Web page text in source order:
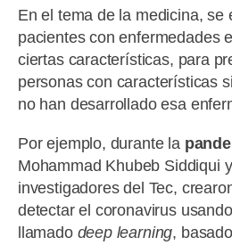
En el tema de la medicina, se
pacientes con enfermedades
ciertas características, para
personas con características
no han desarrollado esa
Por ejemplo, durante la
Mohammad Khubeb Siddiqui
investigadores del Tec,
detectar el coronavirus
llamado deep learning,